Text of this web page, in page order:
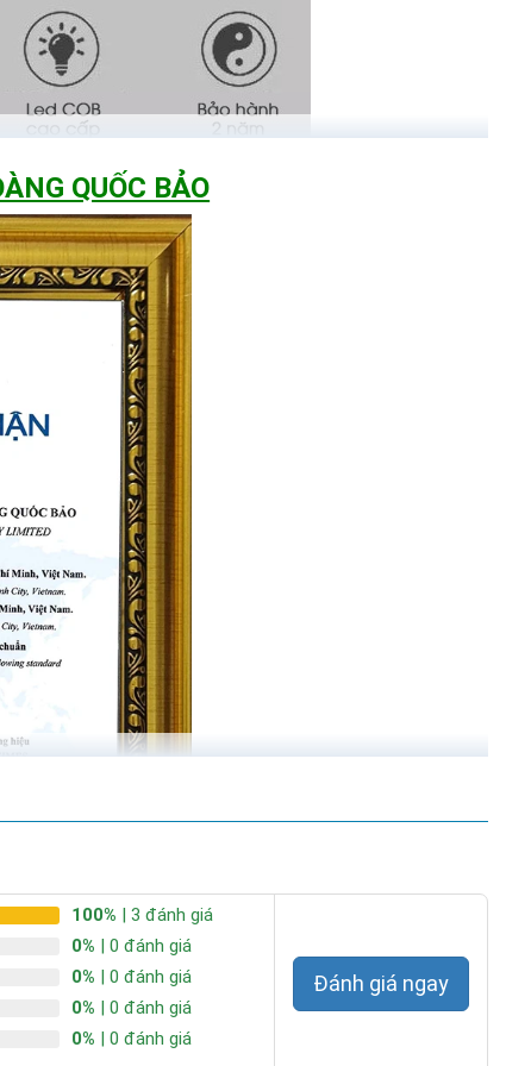
QUỐC BẢO
100% | 3 đánh giá
0% | 0 đánh giá
0% | 0 đánh giá
0% | 0 đánh giá
0% | 0 đánh giá
Đánh giá ngay